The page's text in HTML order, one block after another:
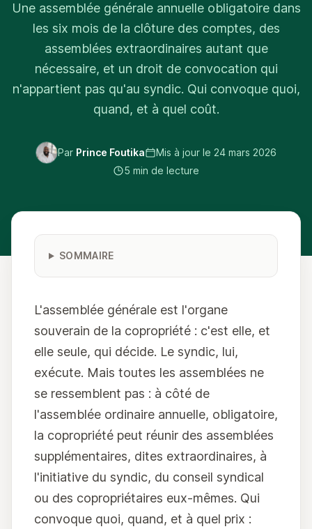
Une assemblée générale annuelle obligatoire dans
les six mois de la clôture des comptes, des
assemblées extraordinaires autant que
nécessaire, et un droit de convocation qui
n'appartient pas qu'au syndic. Qui convoque quoi,
quand, et à quel coût.
Par Prince Foutika Mis à jour le 24 mars 2026
5 min de lecture
SOMMAIRE
L'assemblée générale est l'organe
souverain de la copropriété : c'est elle, et
elle seule, qui décide. Le syndic, lui,
exécute. Mais toutes les assemblées ne
se ressemblent pas : à côté de
l'assemblée ordinaire annuelle, obligatoire,
la copropriété peut réunir des assemblées
supplémentaires, dites extraordinaires, à
l'initiative du syndic, du conseil syndical
ou des copropriétaires eux-mêmes. Qui
convoque quoi, quand, et à quel prix :